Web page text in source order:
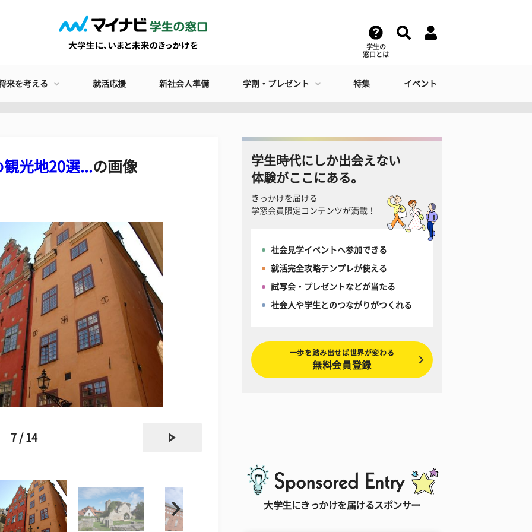
学生の
窓口とは
来を考える 就活応援 新社会人準備 学割・プレゼント 特集 イベント
光地20選...の画像
7 / 14
学生時代にしか出会えない
体験がここにある。
きっかけを届ける
学窓会員限定コンテンツが満載！
社会見学イベントへ参加できる
就活完全攻略テンプレが使える
試写会・プレゼントなどが当たる
社会人や学生とのつながりがつくれる
一歩を踏み出せば世界が変わる
無料会員登録
大学生にきっかけを届けるスポンサー